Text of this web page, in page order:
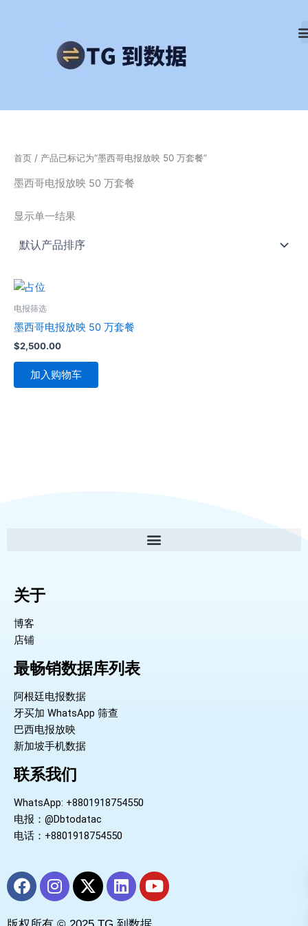
首页 / 产品已标记为“墨西哥电报放映 50 万套餐”
墨西哥电报放映 50 万套餐
显示单一结果
电报筛选
墨西哥电报放映 50 万套餐
$2,500.00
加入购物车
关于
博客
店铺
最畅销数据库列表
阿根廷电报数据
牙买加 WhatsApp 筛查
巴西电报放映
新加坡手机数据
联系我们
WhatsApp: +8801918754550
电报：@Dbtodatac
电话：+8801918754550
F
a
I
n
X
-
L
i
Y
o